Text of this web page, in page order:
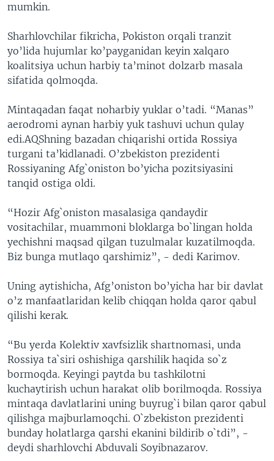
mumkin.
Sharhlovchilar fikricha, Pokiston orqali tranzit
yo’lida hujumlar ko’payganidan keyin xalqaro
koalitsiya uchun harbiy ta’minot dolzarb masala
sifatida qolmoqda.
Mintaqadan faqat noharbiy yuklar o’tadi. “Manas”
aerodromi aynan harbiy yuk tashuvi uchun qulay
edi.AQShning bazadan chiqarishi ortida Rossiya
turgani ta’kidlanadi. O’zbekiston prezidenti
Rossiyaning Afg`oniston bo’yicha pozitsiyasini
tanqid ostiga oldi.
“Hozir Afg`oniston masalasiga qandaydir
vositachilar, muammoni bloklarga bo`lingan holda
yechishni maqsad qilgan tuzulmalar kuzatilmoqda.
Biz bunga mutlaqo qarshimiz”, - dedi Karimov.
Uning aytishicha, Afg’oniston bo’yicha har bir davlat
o’z manfaatlaridan kelib chiqqan holda qaror qabul
qilishi kerak.
“Bu yerda Kolektiv xavfsizlik shartnomasi, unda
Rossiya ta`siri oshishiga qarshilik haqida so`z
bormoqda. Keyingi paytda bu tashkilotni
kuchaytirish uchun harakat olib borilmoqda. Rossiya
mintaqa davlatlarini uning buyrug`i bilan qaror qabul
qilishga majburlamoqchi. O`zbekiston prezidenti
bunday holatlarga qarshi ekanini bildirib o`tdi”, -
deydi sharhlovchi Abduvali Soyibnazarov.